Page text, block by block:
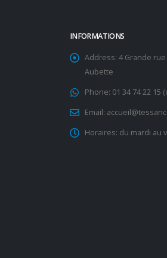
INFORMATIONS
Address: 4 Grande
Aubette
Phone: 01 34 74 22 15
Email:
Horaires: du mardi au